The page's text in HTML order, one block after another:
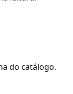
do catálogo.